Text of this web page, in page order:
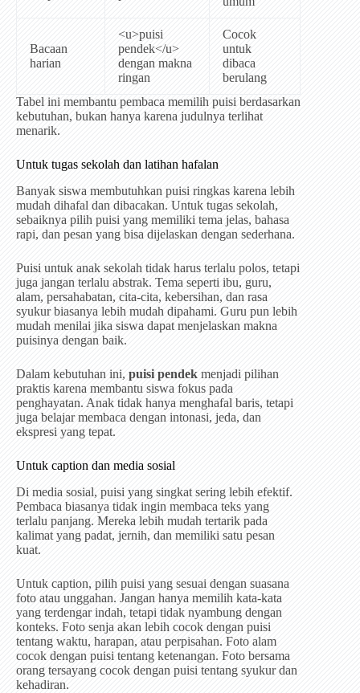
Bacaan
harian
<u>puisi
pendek</u>
dengan makna
ringan
Cocok
untuk
dibaca
berulang
Tabel ini membantu pembaca memilih puisi berdasarkan
kebutuhan, bukan hanya karena judulnya terlihat
menarik.
Untuk tugas sekolah dan latihan hafalan
Banyak siswa membutuhkan puisi ringkas karena lebih
mudah dihafal dan dibacakan. Untuk tugas sekolah,
sebaiknya pilih puisi yang memiliki tema jelas, bahasa
rapi, dan pesan yang bisa dijelaskan dengan sederhana.
Puisi untuk anak sekolah tidak harus terlalu polos, tetapi
juga jangan terlalu abstrak. Tema seperti ibu, guru,
alam, persahabatan, cita-cita, kebersihan, dan rasa
syukur biasanya lebih mudah dipahami. Guru pun lebih
mudah menilai jika siswa dapat menjelaskan makna
puisinya dengan baik.
Dalam kebutuhan ini, puisi pendek menjadi pilihan
praktis karena membantu siswa fokus pada
penghayatan. Anak tidak hanya menghafal baris, tetapi
juga belajar membaca dengan intonasi, jeda, dan
ekspresi yang tepat.
Untuk caption dan media sosial
Di media sosial, puisi yang singkat sering lebih efektif.
Pembaca biasanya tidak ingin membaca teks yang
terlalu panjang. Mereka lebih mudah tertarik pada
kalimat yang padat, jernih, dan memiliki satu pesan
kuat.
Untuk caption, pilih puisi yang sesuai dengan suasana
foto atau unggahan. Jangan hanya memilih kata-kata
yang terdengar indah, tetapi tidak nyambung dengan
konteks. Foto senja akan lebih cocok dengan puisi
tentang waktu, harapan, atau perpisahan. Foto alam
cocok dengan puisi tentang ketenangan. Foto bersama
orang tersayang cocok dengan puisi tentang syukur dan
kehadiran.